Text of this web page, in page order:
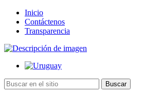
Inicio
Contáctenos
Transparencia